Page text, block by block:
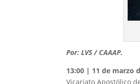
Por: LVS / CAAAP.
13:00 | 11 de marzo
Vicariato Apostólico